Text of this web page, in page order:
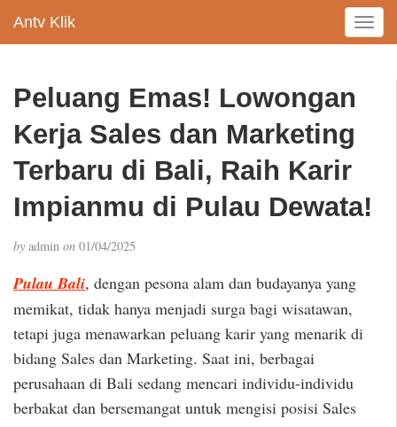
Antv Klik
T
o
i
g
Peluang Emas! Lowongan
Kerja Sales dan Marketing
Terbaru di Bali, Raih Karir
Impianmu di Pulau Dewata!
by admin on 01/04/2025
Pulau Bali, dengan pesona alam dan budayanya yang
memikat, tidak hanya menjadi surga bagi wisatawan,
tetapi juga menawarkan peluang karir yang menarik di
bidang Sales dan Marketing. Saat ini, berbagai
perusahaan di Bali sedang mencari individu-individu
berbakat dan bersemangat untuk mengisi posisi Sales